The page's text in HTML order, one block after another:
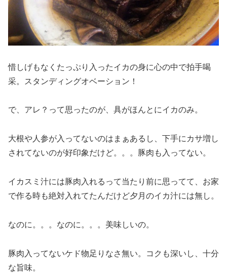
惜しげもなくたっぷり入ったイカの身に心の中で拍手喝
采。スタンディングオベーション！
で、アレ？って思ったのが、具がほんとにイカのみ。
大根や人参が入ってないのはまぁあるし、下手にカサ増し
されてないのが好印象だけど。。。豚肉も入ってない。
イカスミ汁には豚肉入れるって当たり前に思ってて、お家
で作る時も絶対入れてたんだけど夕月のイカ汁には無し。
なのに。。。なのに。。。美味しいの。
豚肉入ってないケド物足りなさ無い。コクも深いし、十分
な旨味。